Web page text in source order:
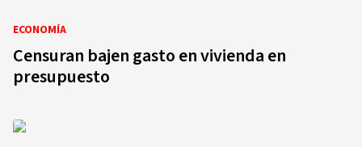
ECONOMÍA
Censuran bajen gasto en vivienda en
presupuesto